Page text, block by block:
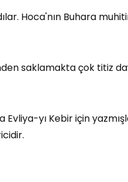
Hoca'nın Buhara
saklamakta çok titiz
yı Kebir için